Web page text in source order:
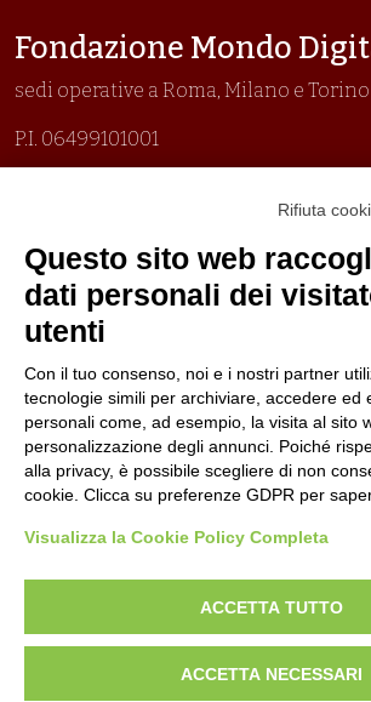
Fondazione Mondo
sedi operative a Roma, Milano e Torino
P.I. 06499101001
Prima emissione 26/04/2007
Politica per la parità di genere
Politica antibullismo
Piè di pagina
Contacts
Jobs
Transparent administration
Rifiuta
Questo sito web
dati personali dei
utenti
Con il tuo consenso, noi e i nostri partner
tecnologie simili per archiviare, accedere ed
personali come, ad esempio, la visita al sito
personalizzazione degli annunci. Poiché
alla privacy, è possibile scegliere di non
cookie. Clicca su preferenze GDPR per
Visualizza la Cookie Policy Completa
ACCETTA TUTTO
ACCETTA NECESSARI